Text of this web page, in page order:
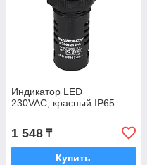
Индикатор LED
230VAC, красный IP65
1 548 ₸
Купить